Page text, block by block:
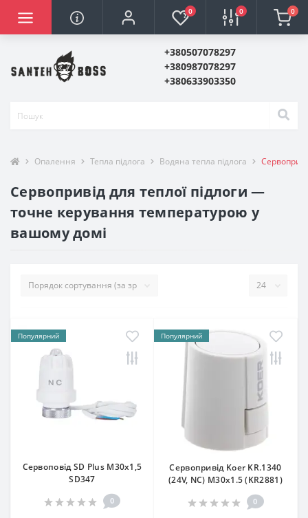
0 0 0
+380507078297
+380987078297
+380633903350
Опалення Тепла підлога Водяна тепла підлога
Сервопривід для теплої підлоги —
точне керування температурою у
вашому домі
Популярний
Сервоповід SD Plus M30x1,5
SD347
0
Популярний
Сервопривід Koer KR.1340
(24V, NC) M30x1.5 (KR2881)
0